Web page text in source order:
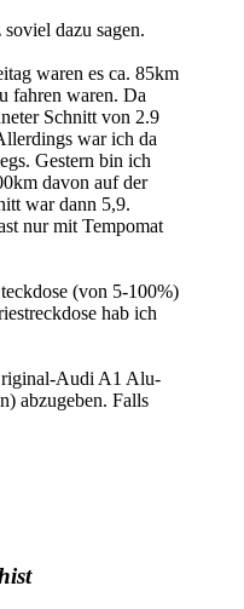
dazu sagen.
waren es ca. 85km
fahren waren. Da
Schnitt von 2.9
war ich da
Gestern bin ich
davon auf der
war dann 5,9.
nur mit Tempomat
(von 5-100%)
hab ich
Audi A1 Alu-
abzugeben. Falls